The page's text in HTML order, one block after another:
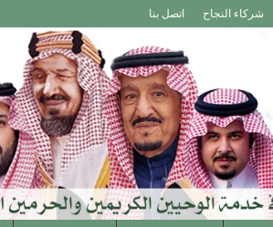
شركاء النجاح اتصل بنا